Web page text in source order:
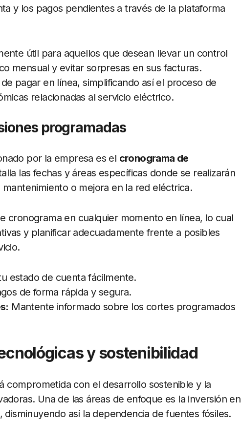
y los pagos pendientes a través de la plataforma
útil para aquellos que desean llevar un control
mensual y evitar sorpresas en sus facturas.
pagar en línea, simplificando así el proceso de
relacionadas al servicio eléctrico.
programadas
por la empresa es el cronograma de
las fechas y áreas específicas donde se realizarán
o mejora en la red eléctrica.
cronograma en cualquier momento en línea, lo cual
y planificar adecuadamente frente a posibles
estado de cuenta fácilmente.
de forma rápida y segura.
Mantente informado sobre los cortes programados
y sostenibilidad
comprometida con el desarrollo sostenible y la
Una de las áreas de enfoque es la inversión en
así la dependencia de fuentes fósiles.